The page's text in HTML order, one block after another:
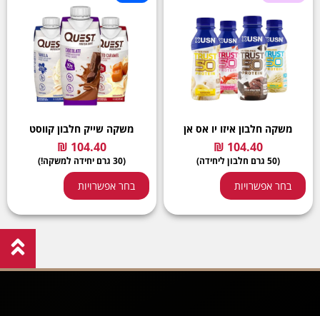
משקה חלבון איזו יו אס אן
(50 גרם חלבון ליחידה)
בחר אפשרויות
משקה שייק חלבון קווסט
(30 גרם יחידה למשקה!)
בחר אפשרויות